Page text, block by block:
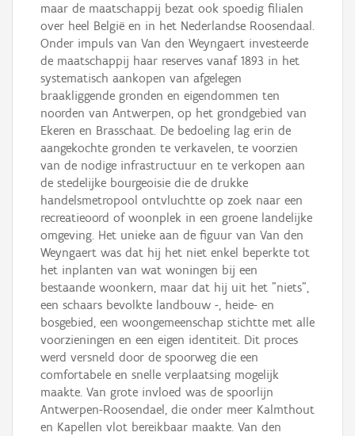
maar de maatschappij bezat ook spoedig filialen
over heel België en in het Nederlandse Roosendaal.
Onder impuls van Van den Weyngaert investeerde
de maatschappij haar reserves vanaf 1893 in het
systematisch aankopen van afgelegen
braakliggende gronden en eigendommen ten
noorden van Antwerpen, op het grondgebied van
Ekeren en Brasschaat. De bedoeling lag erin de
aangekochte gronden te verkavelen, te voorzien
van de nodige infrastructuur en te verkopen aan
de stedelijke bourgeoisie die de drukke
handelsmetropool ontvluchtte op zoek naar een
recreatieoord of woonplek in een groene landelijke
omgeving. Het unieke aan de figuur van Van den
Weyngaert was dat hij het niet enkel beperkte tot
het inplanten van wat woningen bij een
bestaande woonkern, maar dat hij uit het ”niets”,
een schaars bevolkte landbouw -, heide- en
bosgebied, een woongemeenschap stichtte met alle
voorzieningen en een eigen identiteit. Dit proces
werd versneld door de spoorweg die een
comfortabele en snelle verplaatsing mogelijk
maakte. Van grote invloed was de spoorlijn
Antwerpen-Roosendael, die onder meer Kalmthout
en Kapellen vlot bereikbaar maakte. Van den